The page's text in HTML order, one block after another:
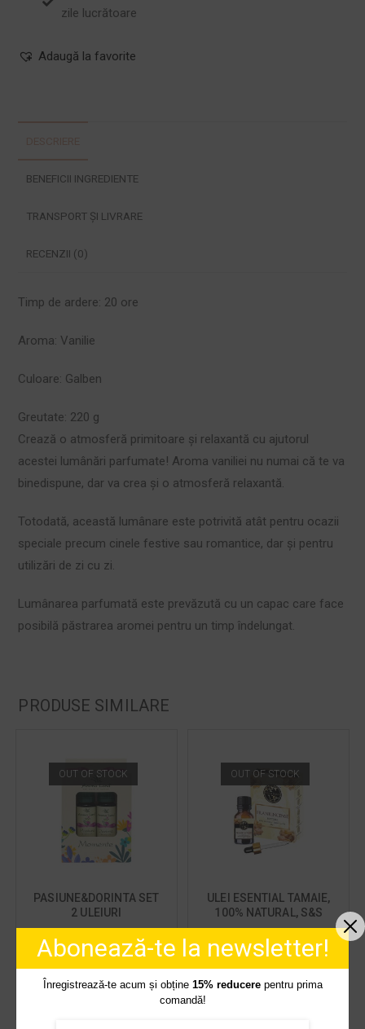
zile lucrătoare
Adaugă la favorite
BENEFICII INGREDIENTE
TRANSPORT ȘI LIVRARE
RECENZII (0)
Timp de ardere: 20 ore
Aroma: Vanilie
Culoare: Galben
Greutate: 220 g
Crează o atmosferă primitoare și relaxantă cu ajutorul
acestei lumânări parfumate! Aroma vaniliei nu numai că te va
binedispune, dar va crea și o atmosferă relaxantă.
Totodată, această lumânare este potrivită atât pentru ocazii
speciale precum cinele festive sau romantice, dar și pentru
utilizări de zi cu zi.
Lumânarea parfumată este prevăzută cu un capac care face
posibilă păstrarea aromei pentru un timp îndelungat.
PRODUSE SIMILARE
OUT OF STOCK
PASIUNE&DORINTA SET
2 ULEIURI
AROMATERAPIE 10 ML
30,00 lei
CITEȘTE MAI MULT
OUT OF STOCK
ULEI ESENTIAL TAMAIE,
100% NATURAL, S&S
INDIA, 10 ML
45,00lei
CITEȘTE MAI MULT
Abonează-te la newsletter!
Înregistrează-te acum și obține 15% reducerepentru prima
comandă!